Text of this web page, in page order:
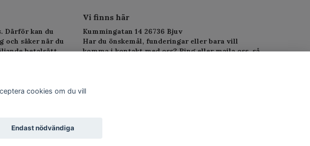
Därför kan du
och säker när du
betalsätt.
Vi finns här
Kummingatan 14 26736 Bjuv
Har du önskemål, funderingar eller bara vill
komma i kontakt med oss? Ring eller maila oss, så
cookies om du vill
Endast nödvändiga